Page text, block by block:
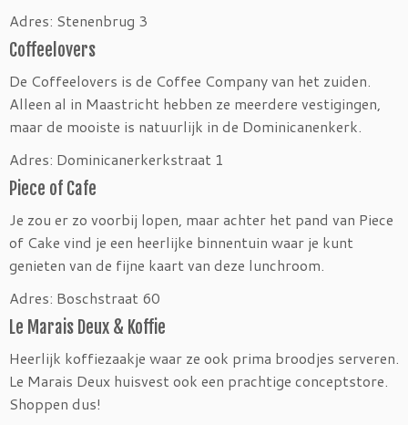
Adres: Stenenbrug 3
Coffeelovers
De Coffeelovers is de Coffee Company van het zuiden.
Alleen al in Maastricht hebben ze meerdere vestigingen,
maar de mooiste is natuurlijk in de Dominicanenkerk.
Adres: Dominicanerkerkstraat 1
Piece of Cafe
Je zou er zo voorbij lopen, maar achter het pand van Piece
of Cake vind je een heerlijke binnentuin waar je kunt
genieten van de fijne kaart van deze lunchroom.
Adres: Boschstraat 60
Le Marais Deux & Koffie
Heerlijk koffiezaakje waar ze ook prima broodjes serveren.
Le Marais Deux huisvest ook een prachtige conceptstore.
Shoppen dus!